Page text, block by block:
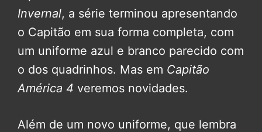
Invernal, a série terminou apresentando
o Capitão em sua forma completa, com
um uniforme azul e branco parecido com
o dos quadrinhos. Mas em Capitão
América 4 veremos novidades.
Além de um novo uniforme, que lembra